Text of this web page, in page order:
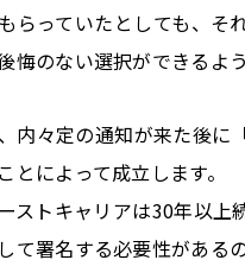
らっていたとしても、
悔のない選択ができるよ
内々定の通知が来た後
とによって成立します。
ストキャリアは30年以
て署名する必要性があるの